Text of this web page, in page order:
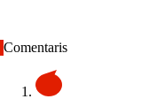
Comentaris